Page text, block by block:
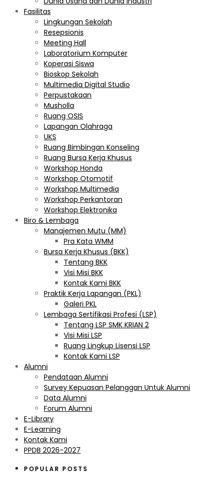
Fasilitas
Lingkungan Sekolah
Resepsionis
Meeting Hall
Laboratorium Komputer
Koperasi Siswa
Bioskop Sekolah
Multimedia Digital Studio
Perpustakaan
Musholla
Ruang OSIS
Lapangan Olahraga
UKS
Ruang Bimbingan Konseling
Ruang Bursa Kerja Khusus
Workshop Honda
Workshop Otomotif
Workshop Multimedia
Workshop Perkantoran
Workshop Elektronika
Biro & Lembaga
Manajemen Mutu (MM)
Pra Kata WMM
Bursa Kerja Khusus (BKK)
Tentang BKK
Visi Misi BKK
Kontak Kami BKK
Praktik Kerja Lapangan (PKL)
Galeri PKL
Lembaga Sertifikasi Profesi (LSP)
Tentang LSP SMK KRIAN 2
Visi Misi LSP
Ruang Lingkup Lisensi LSP
Kontak Kami LSP
Alumni
Pendataan Alumni
Survey Kepuasan Pelanggan Untuk Alumni
Data Alumni
Forum Alumni
E-Library
E-Learning
Kontak Kami
PPDB 2026-2027
POPULAR POSTS